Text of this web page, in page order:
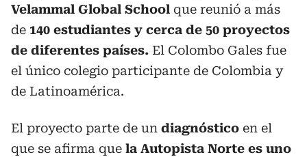
Velammal Global School que reunió a más
de 140 estudiantes y cerca de 50 proyectos
de diferentes países. El Colombo Gales fue
el único colegio participante de Colombia y
de Latinoamérica.
El proyecto parte de un diagnóstico en el
que se afirma que la Autopista Norte es uno